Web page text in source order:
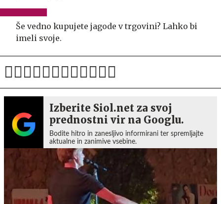
Še vedno kupujete jagode v trgovini? Lahko bi
imeli svoje.
Izberite Siol.net za svoj
prednostni vir na Googlu.
Bodite hitro in zanesljivo informirani ter spremljajte
aktualne in zanimive vsebine.